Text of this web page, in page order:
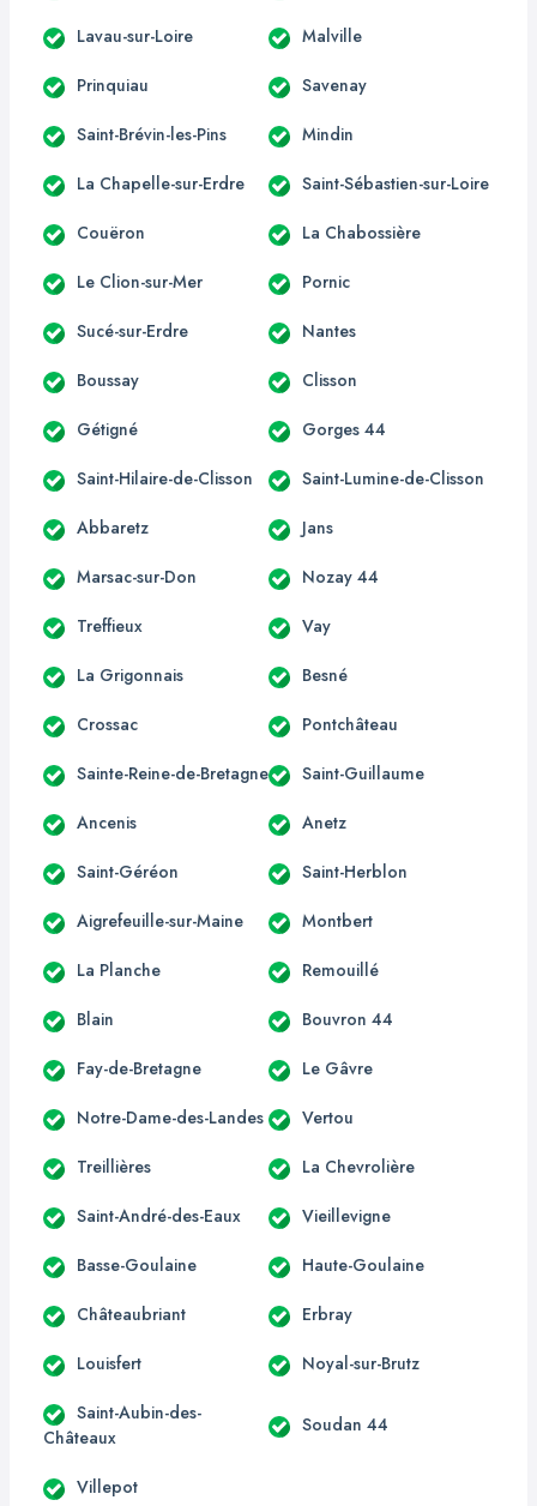
Lavau-sur-Loire Malville
Prinquiau Savenay
Saint-Brévin-les-Pins Mindin
La Chapelle-sur-Erdre Saint-Sébastien-sur-Loire
Couëron La Chabossière
Le Clion-sur-Mer Pornic
Sucé-sur-Erdre Nantes
Boussay Clisson
Gétigné Gorges 44
Saint-Hilaire-de-Clisson Saint-Lumine-de-Clisson
Abbaretz Jans
Marsac-sur-Don Nozay 44
Treffieux Vay
La Grigonnais Besné
Crossac Pontchâteau
Sainte-Reine-de-Bretagne Saint-Guillaume
Ancenis Anetz
Saint-Géréon Saint-Herblon
Aigrefeuille-sur-Maine Montbert
La Planche Remouillé
Blain Bouvron 44
Fay-de-Bretagne Le Gâvre
Notre-Dame-des-Landes Vertou
Treillières La Chevrolière
Saint-André-des-Eaux Vieillevigne
Basse-Goulaine Haute-Goulaine
Châteaubriant Erbray
Louisfert Noyal-sur-Brutz
Saint-Aubin-des-
Châteaux
Soudan 44
Villepot